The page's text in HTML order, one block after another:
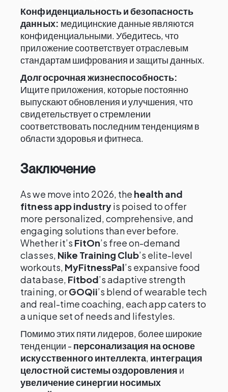
Конфиденциальность и безопасность
данных: медицинские данные являются
конфиденциальными. Убедитесь, что
приложение соответствует отраслевым
стандартам шифрования и защиты данных.
Долгосрочная жизнеспособность:
Ищите приложения, которые постоянно
выпускают обновления и улучшения, что
свидетельствует о стремлении
соответствовать последним тенденциям в
области здоровья и фитнеса.
Заключение
As we move into 2026, the health and
fitness app industryis poised to offer
more personalized, comprehensive, and
engaging solutions than ever before.
Whether it’s FitOn’s free on-demand
classes, Nike Training Club’s elite-level
workouts, MyFitnessPal’s expansive food
database, Fitbod’s adaptive strength
training, orGOQii’s blend of wearable tech
and real-time coaching, each app caters to
a unique set of needs and lifestyles.
Помимо этих пяти лидеров, более широкие
тенденции - персонализация на основе
искусственного интеллекта, интеграция
целостной системы оздоровления и
увеличение синергии носимых